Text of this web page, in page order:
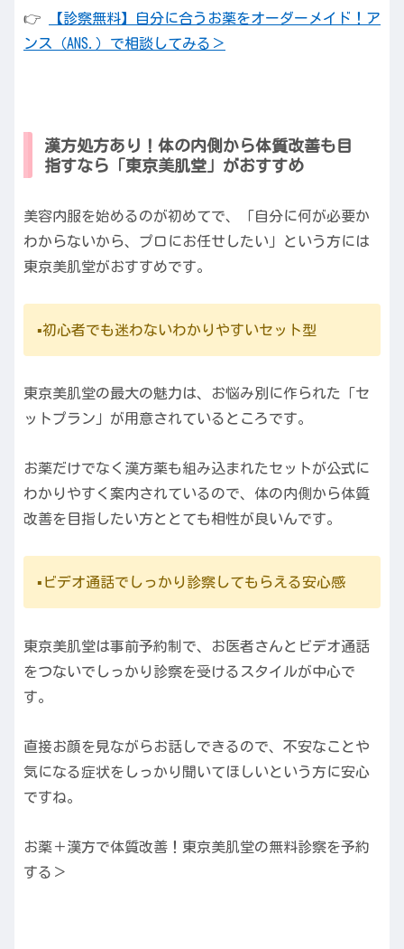
👉
【診察無料】自分に合うお薬をオーダーメイド！ア
ンス（ANS.）で相談してみる＞
漢方処方あり！体の内側から体質改善も目
指すなら「東京美肌堂」がおすすめ
美容内服を始めるのが初めてで、「自分に何が必要か
わからないから、プロにお任せしたい」という方には
東京美肌堂がおすすめです。
▪️初心者でも迷わないわかりやすいセット型
東京美肌堂の最大の魅力は、お悩み別に作られた「セ
ットプラン」が用意されているところです。
お薬だけでなく漢方薬も組み込まれたセットが公式に
わかりやすく案内されているので、体の内側から体質
改善を目指したい方ととても相性が良いんです。
▪️ビデオ通話でしっかり診察してもらえる安心感
東京美肌堂は事前予約制で、お医者さんとビデオ通話
をつないでしっかり診察を受けるスタイルが中心で
す。
直接お顔を見ながらお話しできるので、不安なことや
気になる症状をしっかり聞いてほしいという方に安心
ですね。
お薬＋漢方で体質改善！東京美肌堂の無料診察を予約
する＞